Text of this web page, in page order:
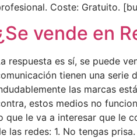
Coste: Gratuito.
vende en
respuesta es sí, se puede
tienen una serie
las marcas
estos medios no
que le va a interesar que le
las redes: 1. No tengas